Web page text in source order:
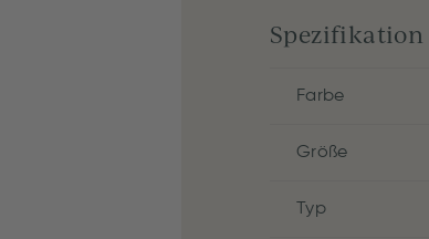
Spezifikation
Farbe
Größe
Typ